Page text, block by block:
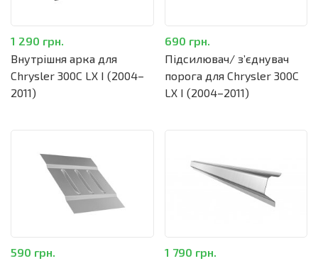
Внутрішня арка для
Chrysler 300C LX I (2004–
2011)
1 290 грн.
Підсилювач/ зʼєднувач
порога для Chrysler 300C
LX I (2004–2011)
690 грн.
590 грн.
1 790 грн.